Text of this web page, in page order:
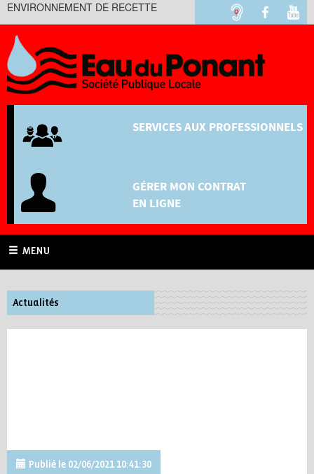
ENVIRONNEMENT DE RECETTE
SERVICES AUX PROFESSIONNELS
GÉRER MON CONTRAT
EN LIGNE
MENU
Actualités
Publié le 02/06/2021 10:41:30